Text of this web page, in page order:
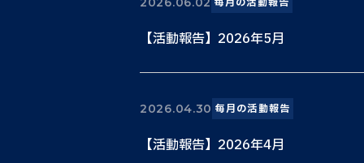
【活動報告】2026年5月
2026.04.30 毎月の活動報告
【活動報告】2026年4月